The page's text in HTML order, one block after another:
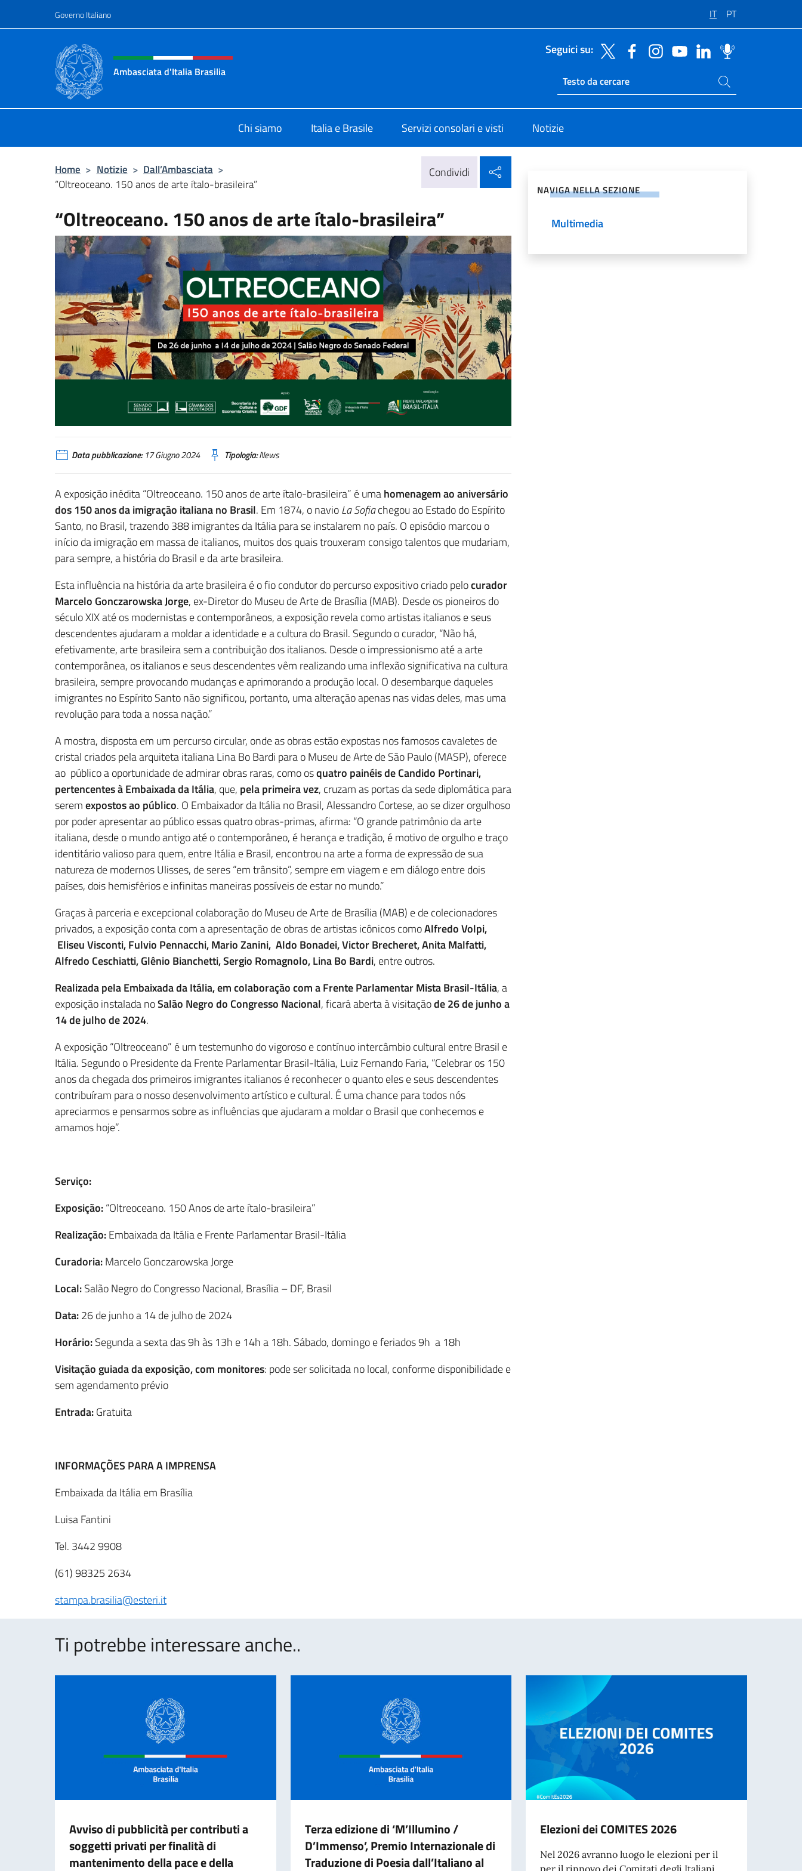
Governo Italiano IT PT
Intestazione sito, social e menù
Ambasciata d'Italia Brasilia
Seguici su:
Ricerca sito live
Cerca nel sito
Chi siamo Italia e Brasile Servizi consolari e visti Notizie
Home > Notizie > Dall’Ambasciata >
“Oltreoceano. 150 anos de arte ítalo-brasileira”
Condividi
“Oltreoceano. 150 anos de arte ítalo-brasileira”
Data pubblicazione:17 Giugno 2024 Tipologia:News
A exposição inédita “Oltreoceano. 150 anos de arte ítalo-brasileira” é umahomenagem ao aniversário
dos 150 anos da imigração italiana no Brasil. Em 1874, o navioLa Sofiachegou ao Estado do Espírito
Santo, no Brasil, trazendo 388 imigrantes da Itália para se instalarem no país. O episódio marcou o
início da imigração em massa de italianos, muitos dos quais trouxeram consigo talentos que mudariam,
para sempre, a história do Brasil e da arte brasileira.
Esta influência na história da arte brasileira é o fio condutor do percurso expositivo criado pelocurador
Marcelo Gonczarowska Jorge, ex-Diretor do Museu de Arte de Brasília (MAB). Desde os pioneiros do
século XIX até os modernistas e contemporâneos, a exposição revela como artistas italianos e seus
descendentes ajudaram a moldar a identidade e a cultura do Brasil. Segundo o curador, “Não há,
efetivamente, arte brasileira sem a contribuição dos italianos. Desde o impressionismo até a arte
contemporânea, os italianos e seus descendentes vêm realizando uma inflexão significativa na cultura
brasileira, sempre provocando mudanças e aprimorando a produção local. O desembarque daqueles
imigrantes no Espírito Santo não significou, portanto, uma alteração apenas nas vidas deles, mas uma
revolução para toda a nossa nação.”
A mostra, disposta em um percurso circular, onde as obras estão expostas nos famosos cavaletes de
cristal criados pela arquiteta italiana Lina Bo Bardi para o Museu de Arte de São Paulo (MASP), oferece
ao público a oportunidade de admirar obras raras, como osquatro painéis de Candido Portinari,
pertencentes à Embaixada da Itália, que, pela primeira vez, cruzam as portas da sede diplomática para
seremexpostos ao público. O Embaixador da Itália no Brasil, Alessandro Cortese, ao se dizer orgulhoso
por poder apresentar ao público essas quatro obras-primas, afirma: “O grande patrimônio da arte
italiana, desde o mundo antigo até o contemporâneo, é herança e tradição, é motivo de orgulho e traço
identitário valioso para quem, entre Itália e Brasil, encontrou na arte a forma de expressão de sua
natureza de modernos Ulisses, de seres “em trânsito”, sempre em viagem e em diálogo entre dois
países, dois hemisférios e infinitas maneiras possíveis de estar no mundo.”
Graças à parceria e excepcional colaboração do Museu de Arte de Brasília (MAB) e de colecionadores
privados, a exposição conta com a apresentação de obras de artistas icônicos comoAlfredo Volpi,
Eliseu Visconti, Fulvio Pennacchi, Mario Zanini, Aldo Bonadei, Victor Brecheret, Anita Malfatti,
Alfredo Ceschiatti, Glênio Bianchetti, Sergio Romagnolo, Lina Bo Bardi, entre outros.
Realizada pela Embaixada da Itália, em colaboração com a Frente Parlamentar Mista Brasil-Itália, a
exposição instalada noSalão Negro do Congresso Nacional, ficará aberta à visitaçãode 26 de junho a
14 de julho de 2024.
A exposição “Oltreoceano” é um testemunho do vigoroso e contínuo intercâmbio cultural entre Brasil e
Itália. Segundo o Presidente da Frente Parlamentar Brasil-Itália, Luiz Fernando Faria, “Celebrar os 150
anos da chegada dos primeiros imigrantes italianos é reconhecer o quanto eles e seus descendentes
contribuíram para o nosso desenvolvimento artístico e cultural. É uma chance para todos nós
apreciarmos e pensarmos sobre as influências que ajudaram a moldar o Brasil que conhecemos e
amamos hoje”.
Serviço:
Exposição:“Oltreoceano. 150 Anos de arte ítalo-brasileira”
Realização:Embaixada da Itália e Frente Parlamentar Brasil-Itália
Curadoria:Marcelo Gonczarowska Jorge
Local:Salão Negro do Congresso Nacional, Brasília – DF, Brasil
Data:26 de junho a 14 de julho de 2024
Horário:Segunda a sexta das 9h às 13h e 14h a 18h. Sábado, domingo e feriados 9h a 18h
Visitação guiadada exposição,com monitores: pode ser solicitada no local, conforme disponibilidade e
sem agendamento prévio
Entrada:Gratuita
INFORMAÇÕES PARA A IMPRENSA
Embaixada da Itália em Brasília
Luisa Fantini
Tel. 3442 9908
(61) 98325 2634
stampa.brasilia@esteri.it
NAVIGA NELLA SEZIONE
Multimedia
Ti potrebbe interessare anche..
Avviso di pubblicità per contributi a
soggetti privati per finalità di
mantenimento della pace e della
Terza edizione di ‘M’Illumino /
D’Immenso’, Premio Internazionale di
Traduzione di Poesia dall’Italiano al
Elezioni dei COMITES 2026
Nel 2026 avranno luogo le elezioni per il
per il rinnovo dei Comitati degli Italiani...